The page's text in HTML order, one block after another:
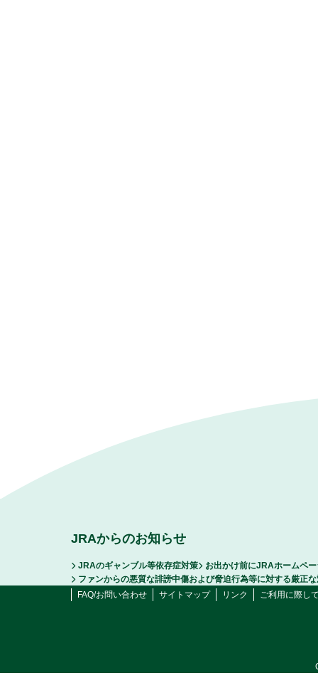
JRAからのお知らせ
JRAのギャンブル等依存症対策
お出かけ前にJRAホームペ
ファンからの悪質な誹謗中傷および脅迫行為等に対する厳正
FAQ/お問い合わせ
サイトマップ リンク ご利用に際し